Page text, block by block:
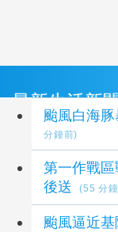
最新生活新
分鐘前)
第一作戰
後送
(55 分